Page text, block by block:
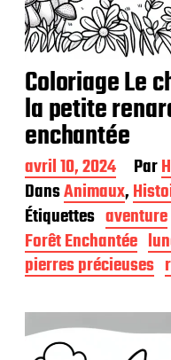
Coloriage Le
la petite
enchantée
D
a
t
e
d
e
p
b
i
avril 10, 2024 Par
DansAnimaux,
Étiquettes aventure
Forêt Enchantée
pierres précieuses